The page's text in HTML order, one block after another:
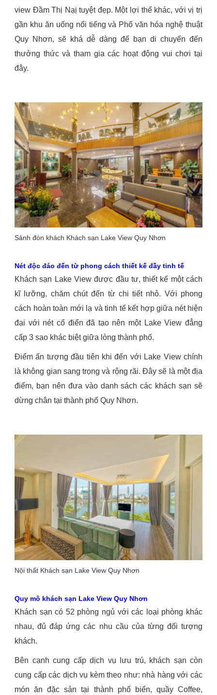
view Đầm Thị Nạị tuyệt đẹp. Một lợi thế khác, với vị trị
gần khu ăn uống nổi tiếng và Phố văn hóa nghệ thuật
Quy Nhơn, sẽ khá dễ dàng để bạn di chuyển đến
thưởng thức và tham gia các hoạt động vui chơi tại
đây.
Sảnh đón khách Khách sạn Lake View Quy Nhơn
Nét độc đáo đến từ phong cách thiết kế đầy tinh tế
Khách sạn Lake View được đầu tư, thiết kế một cách
kĩ lưỡng, chăm chút đến từ chi tiết nhỏ. Với phong
cách hoàn toàn mới lạ và tinh tế kết hợp giữa nét hiện
đại với nét cổ điển đã tạo nên một Lake View đẳng
cấp 3 sao khác biệt giữa lòng thành phố.
Điểm ấn tượng đầu tiên khi đến với Lake View chính
là không gian sang trọng và rộng rãi. Đây sẽ là một địa
điểm, bạn nên đưa vào danh sách các khách sạn sẽ
dừng chân tại thành phố Quy Nhơn.
Nội thất Khách sạn Lake View Quy Nhơn
Quy mô khách sạn Lake View Quy Nhơn
Khách sạn có 52 phòng ngủ với các loại phòng khác
nhau, đủ đáp ứng các nhu cầu của từng đối tượng
khách.
Bên cạnh cung cấp dịch vụ lưu trú, khách sạn còn
cung cấp các dịch vụ kèm theo như: nhà hàng với các
món ăn đặc sản tại thành phố biển, quầy Coffee,